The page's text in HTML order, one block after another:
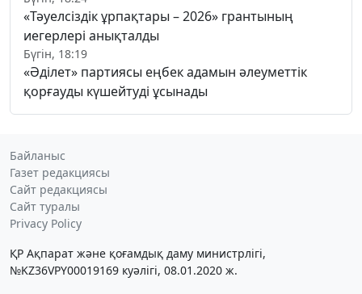
«Тәуелсіздік ұрпақтары – 2026» грантының
иегерлері анықталды
Бүгін, 18:19
«Әділет» партиясы еңбек адамын әлеуметтік
қорғауды күшейтуді ұсынады
Байланыс
Газет редакциясы
Сайт редакциясы
Сайт туралы
Privacy Policy
ҚР Ақпарат және қоғамдық даму министрлігі,
№KZ36VPY00019169 куәлігі, 08.01.2020 ж.